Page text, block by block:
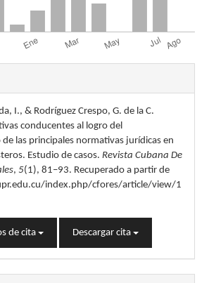
I., & Rodríguez Crespo, G. de la C.
conducentes al logro del
las principales normativas jurídicas en
Estudio de casos. Revista Cubana De
, 5(1), 81–93. Recuperado a partir de
index.php/cfores/article/view/1
de cita Descargar cita